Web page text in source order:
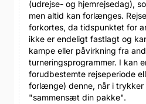
(udrejse- og hjemrejsedag),
men altid kan forlænges.
forkortes, da tidspunktet for
ikke er endeligt fastlagt og
kampe eller påvirkning fra
turneringsprogrammer. I kan
forudbestemte rejseperiode
forlænge) denne, når i trykker
"sammensæt din pakke".